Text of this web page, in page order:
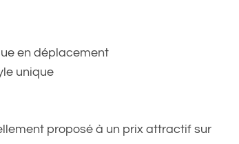
en déplacement
unique
proposé à un prix attractif sur